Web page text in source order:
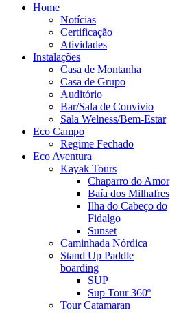
Home
Notícias
Certificação
Atividades
Instalações
Casa de Montanha
Casa de Grupo
Auditório
Bar/Sala de Convivio
Sala Welness/Bem-Estar
Eco Campo
Regime Fechado
Eco Aventura
Kayak Tours
Chaparro do Amor
Baía dos Milhafres
Ilha do Cabeço do
Fidalgo
Sunset
Caminhada Nórdica
Stand Up Paddle
boarding
SUP
Sup Tour 360º
Tour Catamaran